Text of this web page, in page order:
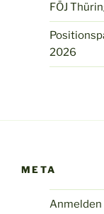
FÖJ
2026
META
Anmelden